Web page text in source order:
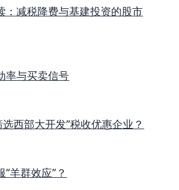
：减税降费与基建投资的股市
率与买卖信号
西部大开发”税收优惠企业？
羊群效应”？